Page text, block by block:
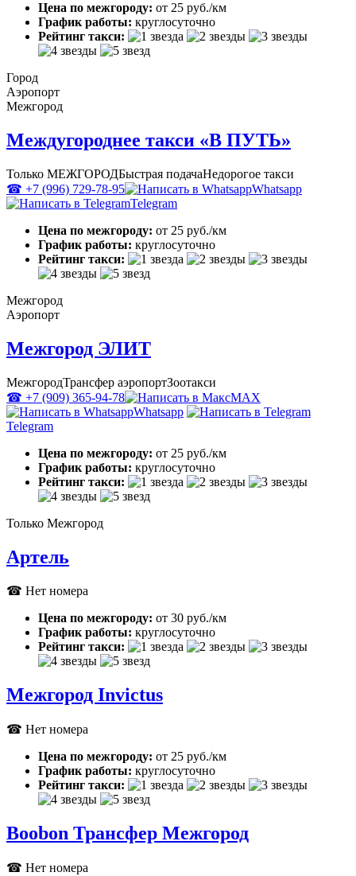
Цена по межгороду: от 25 руб./км
График работы: круглосуточно
Рейтинг такси:
Город
Аэропорт
Межгород
Междугороднее такси «В ПУТЬ»
Только МЕЖГОРОДБыстрая подачаНедорогое такси
☎ +7 (996) 729-78-95
Whatsapp
Telegram
Цена по межгороду: от 25 руб./км
График работы: круглосуточно
Рейтинг такси:
Межгород
Аэропорт
Межгород ЭЛИТ
МежгородТрансфер аэропортЗоотакси
☎ +7 (909) 365-94-78
MAX
Whatsapp
Telegram
Цена по межгороду: от 25 руб./км
График работы: круглосуточно
Рейтинг такси:
Только Межгород
Артель
☎ Нет номера
Цена по межгороду: от 30 руб./км
График работы: круглосуточно
Рейтинг такси:
Межгород Invictus
☎ Нет номера
Цена по межгороду: от 25 руб./км
График работы: круглосуточно
Рейтинг такси:
Boobon Трансфер Межгород
☎ Нет номера